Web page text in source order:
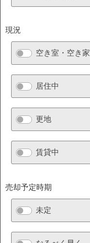
現況
空き室・空き家
居住中
更地
賃貸中
売却予定時期
未定